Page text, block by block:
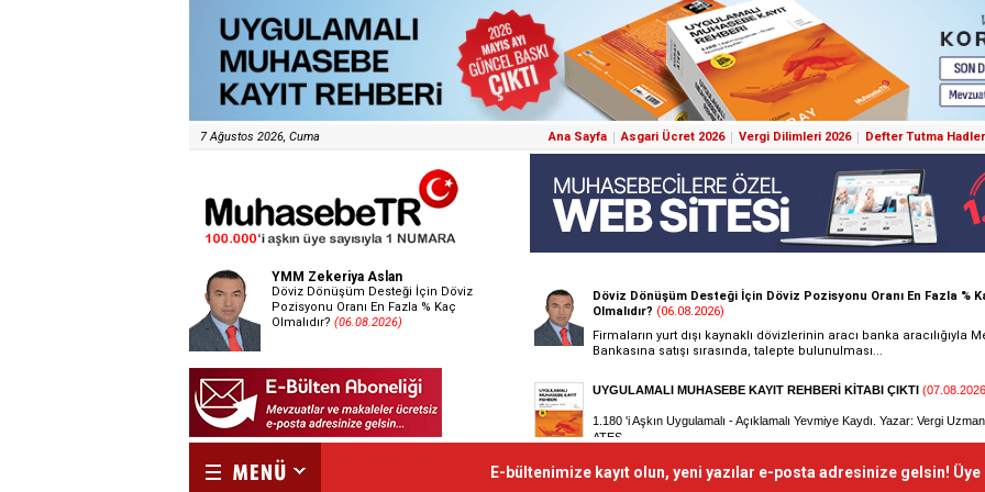
7 Ağustos 2026, Cuma Ana Sayfa Asgari Ücret 2026 Vergi Dilimleri 2026 Defter Tutma
YMM Zekeriya Aslan
Döviz Dönüşüm Desteği İçin Döviz
Pozisyonu Oranı En Fazla % Kaç
Olmalıdır? (06.08.2026)
E-bültenimize kayıt olun, yeni yazılar e-posta adresinize gelsin!